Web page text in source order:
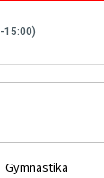
Gymnastika